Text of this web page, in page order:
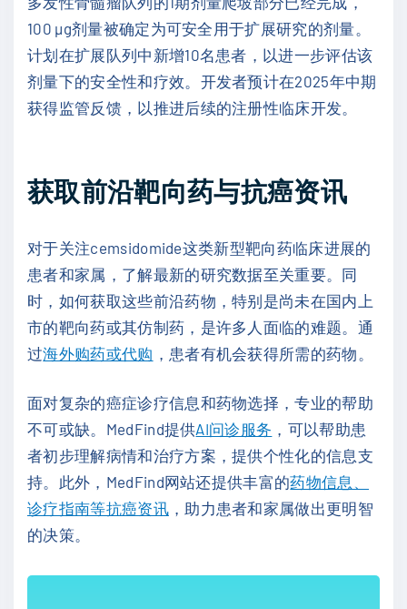
100 µg剂量被确定为可安全用于扩展研究的剂量。
计划在扩展队列中新增10名患者，以进一步评估该
剂量下的安全性和疗效。开发者预计在2025年中期
获得监管反馈，以推进后续的注册性临床开发。
获取前沿靶向药与抗癌资讯
对于关注cemsidomide这类新型靶向药临床进展的
患者和家属，了解最新的研究数据至关重要。同
时，如何获取这些前沿药物，特别是尚未在国内上
市的靶向药或其仿制药，是许多人面临的难题。通
过海外购药或代购 ，患者有机会获得所需的药物。
面对复杂的癌症诊疗信息和药物选择，专业的帮助
不可或缺。MedFind提供AI问诊服务 ，可以帮助患
者初步理解病情和治疗方案，提供个性化的信息支
持。此外，MedFind网站还提供丰富的药物信息、
诊疗指南等抗癌资讯，助力患者和家属做出更明智
的决策。